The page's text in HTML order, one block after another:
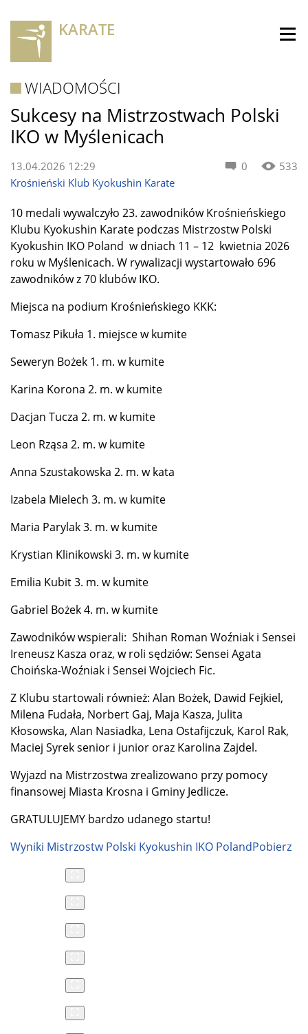
KARATE
WIADOMOŚCI
Sukcesy na Mistrzostwach Polski
IKO w Myślenicach
0 533
13.04.2026 12:29
Krośnieński Klub Kyokushin Karate
10 medali wywalczyło 23. zawodników Krośnieńskiego
Klubu Kyokushin Karate podczas Mistrzostw Polski
Kyokushin IKO Poland w dniach 11 – 12 kwietnia 2026
roku w Myślenicach. W rywalizacji wystartowało 696
zawodników z 70 klubów IKO.
Miejsca na podium Krośnieńskiego KKK:
Tomasz Pikuła 1. miejsce w kumite
Seweryn Bożek 1. m. w kumite
Karina Korona 2. m. w kumite
Dacjan Tucza 2. m. w kumite
Leon Rząsa 2. m. w kumite
Anna Szustakowska 2. m. w kata
Izabela Mielech 3. m. w kumite
Maria Parylak 3. m. w kumite
Krystian Klinikowski 3. m. w kumite
Emilia Kubit 3. m. w kumite
Gabriel Bożek 4. m. w kumite
Zawodników wspierali: Shihan Roman Woźniak i Sensei
Ireneusz Kasza oraz, w roli sędziów: Sensei Agata
Choińska-Woźniak i Sensei Wojciech Fic.
Z Klubu startowali również: Alan Bożek, Dawid Fejkiel,
Milena Fudała, Norbert Gaj, Maja Kasza, Julita
Kłosowska, Alan Nasiadka, Lena Ostafijczuk, Karol Rak,
Maciej Syrek senior i junior oraz Karolina Zajdel.
Wyjazd na Mistrzostwa zrealizowano przy pomocy
finansowej Miasta Krosna i Gminy Jedlicze.
GRATULUJEMY bardzo udanego startu!
Wyniki Mistrzostw Polski Kyokushin IKO PolandPobierz